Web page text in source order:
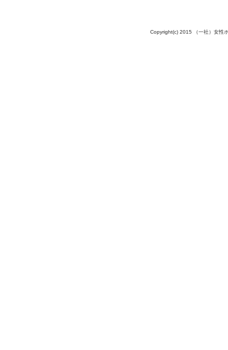
Copyright(c) 2015 （一社）女性